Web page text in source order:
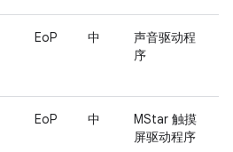
EoP 中
声音驱动程
序
EoP 中
MStar 触摸
屏驱动程序